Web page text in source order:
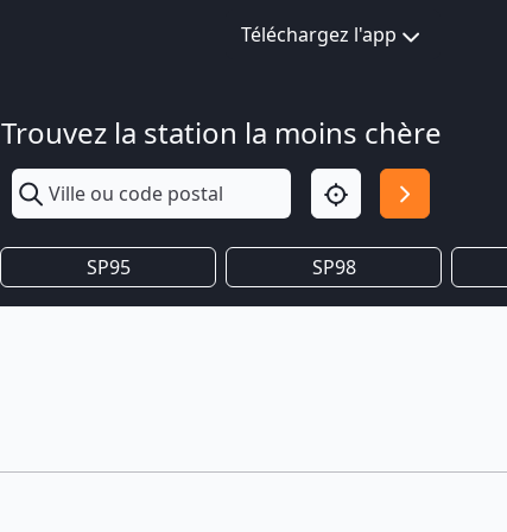
Téléchargez l'app
Trouvez la station la moins chère
SP95 SP98